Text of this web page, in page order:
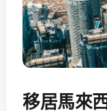
移居馬來